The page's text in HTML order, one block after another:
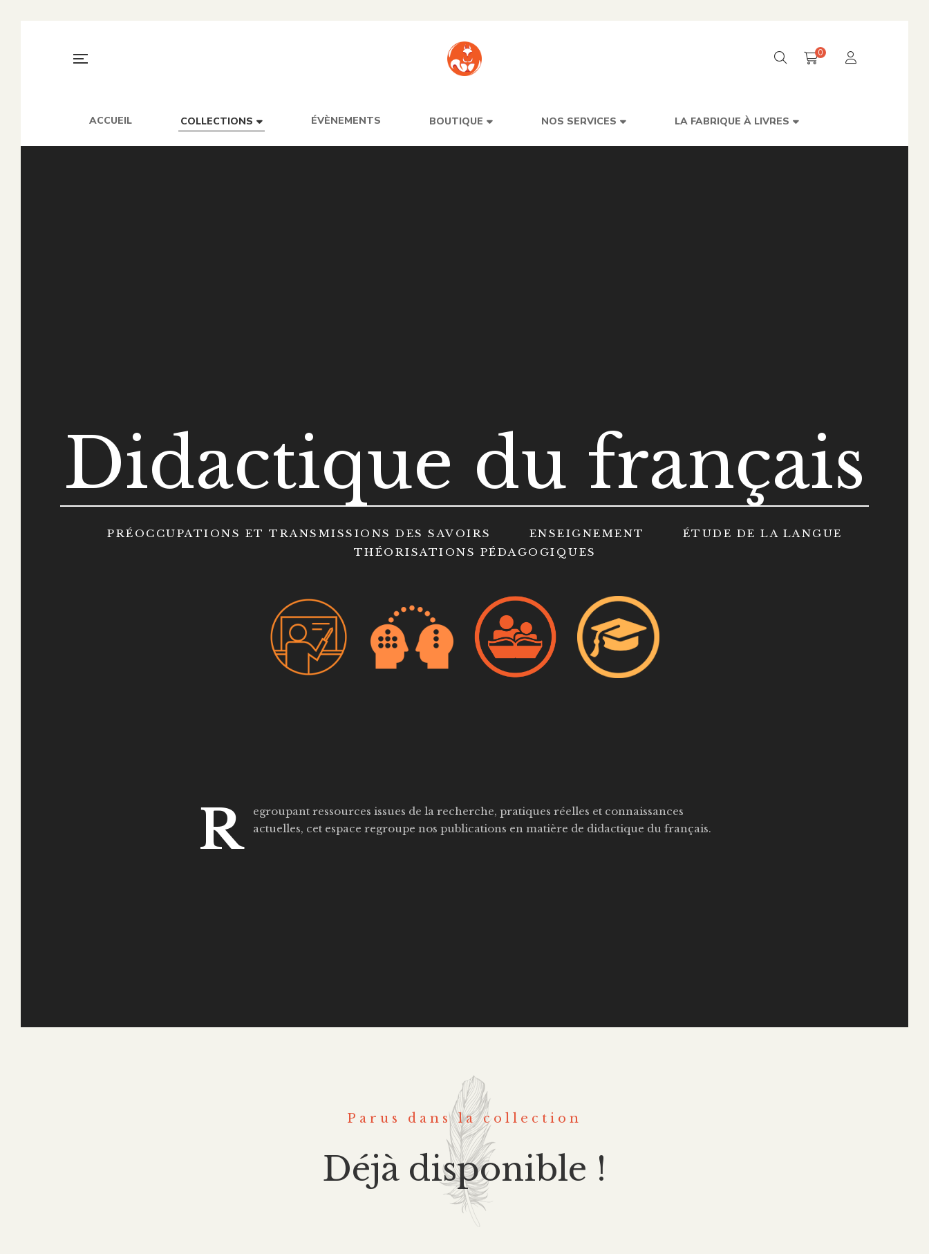
0
ACCUEIL COLLECTIONS ÉVÈNEMENTS BOUTIQUE NOS SERVICES LA FABRIQUE À LIVRES
Didactique du français
PRÉOCCUPATIONS ET TRANSMISSIONS DES SAVOIRS ENSEIGNEMENT
ÉTUDE DE LA LANGUE
THÉORISATIONS PÉDAGOGIQUES
R
egroupant ressources issues de la recherche, pratiques réelles et connaissances
actuelles, cet espace regroupe nos publications en matière de didactique du français.
Parus dans la collection
Déjà disponible !